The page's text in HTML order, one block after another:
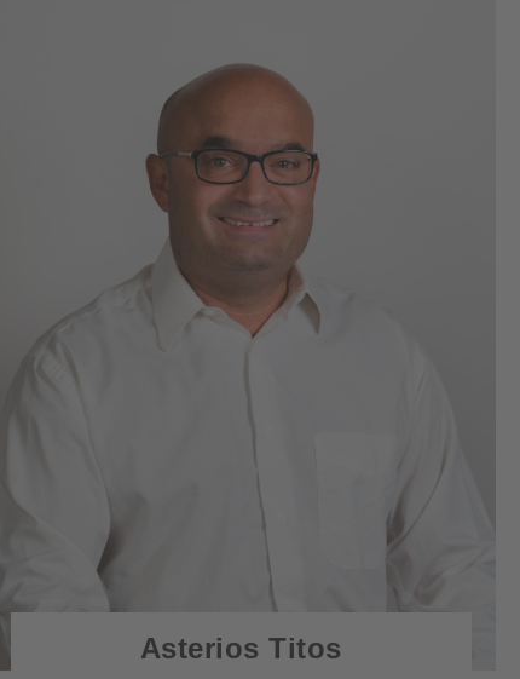
Asterios Titos